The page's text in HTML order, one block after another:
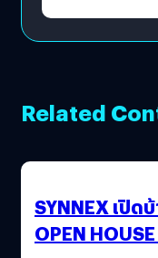
Related
SYNNEX เปิด
OPEN